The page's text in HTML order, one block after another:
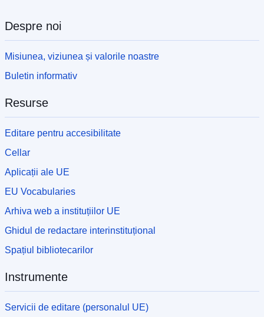
Despre noi
Misiunea, viziunea și valorile noastre
Buletin informativ
Resurse
Editare pentru accesibilitate
Cellar
Aplicații ale UE
EU Vocabularies
Arhiva web a instituțiilor UE
Ghidul de redactare interinstituțional
Spațiul bibliotecarilor
Instrumente
Servicii de editare (personalul UE)